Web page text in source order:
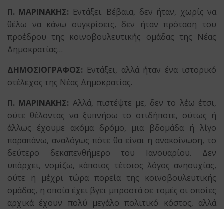
Π. ΜΑΡΙΝΑΚΗΣ: Εντάξει. Βέβαια, δεν ήταν, χωρίς να
θέλω να κάνω συγκρίσεις, δεν ήταν πρόταση του
προέδρου της κοινοβουλευτικής ομάδας της Νέας
Δημοκρατίας…
ΔΗΜΟΣΙΟΓΡΑΦΟΣ: Εντάξει, αλλά ήταν ένα ιστορικό
στέλεχος της Νέας Δημοκρατίας.
Π. ΜΑΡΙΝΑΚΗΣ: Αλλά, πιστέψτε με, δεν το λέω έτσι,
ούτε θέλοντας να ξυπνήσω το οτιδήποτε, ούτως ή
άλλως έχουμε ακόμα δρόμο, μια βδομάδα ή λίγο
παραπάνω, αναλόγως πότε θα είναι η ανακοίνωση, το
δεύτερο δεκαπενθήμερο του Ιανουαρίου. Δεν
υπάρχει, νομίζω, κάποιος τέτοιος λόγος ανησυχίας,
ούτε η μέχρι τώρα πορεία της κοινοβουλευτικής
ομάδας, η οποία έχει βγει μπροστά σε τομές οι οποίες
αρχικά έχουν πολύ μεγάλο πολιτικό κόστος, αλλά